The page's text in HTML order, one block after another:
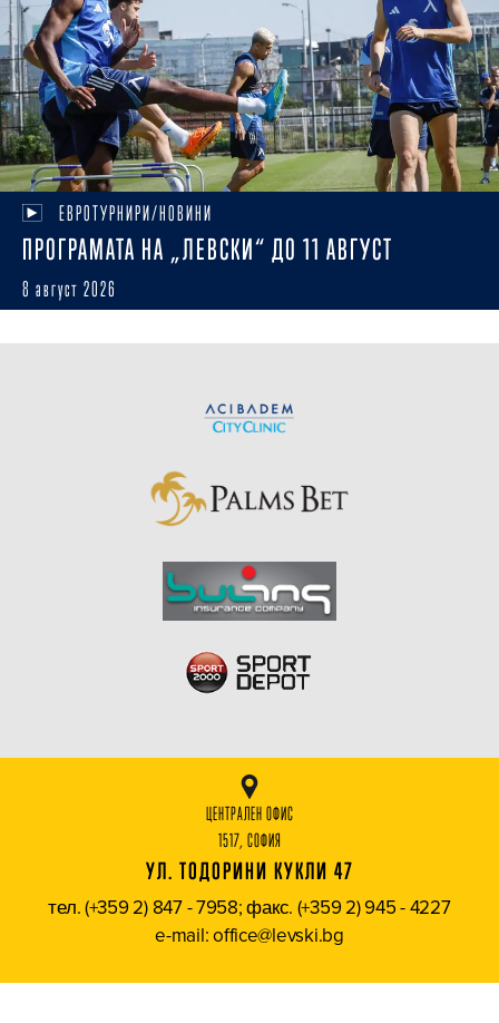
ЕВРОТУРНИРИ/НОВИНИ
ПРОГРАМАТА НА „ЛЕВСКИ“ ДО 11 АВГУСТ
8 август 2026
ЦЕНТРАЛЕН ОФИС
1517, СОФИЯ
УЛ. ТОДОРИНИ КУКЛИ 47
тел. (+359 2) 847 - 7958; факс. (+359 2) 945 - 4227
e-mail: office@levski.bg